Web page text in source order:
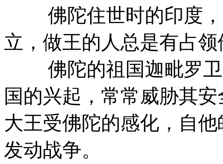
佛陀住世时的印度，
立，做王的人总是有占
佛陀的祖国迦毗罗卫
国的兴起，常常威胁其
大王受佛陀的感化，自
发动战争。